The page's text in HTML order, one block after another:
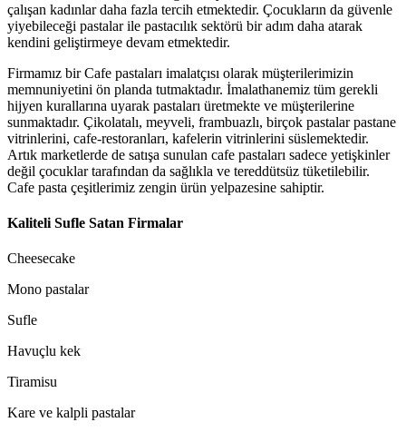
çalışan kadınlar daha fazla tercih etmektedir. Çocukların da güvenle
yiyebileceği pastalar ile pastacılık sektörü bir adım daha atarak
kendini geliştirmeye devam etmektedir.
Firmamız bir Cafe pastaları imalatçısı olarak müşterilerimizin
memnuniyetini ön planda tutmaktadır. İmalathanemiz tüm gerekli
hijyen kurallarına uyarak pastaları üretmekte ve müşterilerine
sunmaktadır. Çikolatalı, meyveli, frambuazlı, birçok pastalar pastane
vitrinlerini, cafe-restoranları, kafelerin vitrinlerini süslemektedir.
Artık marketlerde de satışa sunulan cafe pastaları sadece yetişkinler
değil çocuklar tarafından da sağlıkla ve tereddütsüz tüketilebilir.
Cafe pasta çeşitlerimiz zengin ürün yelpazesine sahiptir.
Kaliteli Sufle Satan Firmalar
Cheesecake
Mono pastalar
Sufle
Havuçlu kek
Tiramisu
Kare ve kalpli pastalar